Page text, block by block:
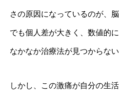
さの原因になっているのが、
でも個人差が大きく、数値的
なかなか治療法が見つからない
しかし、この激痛が自分の生